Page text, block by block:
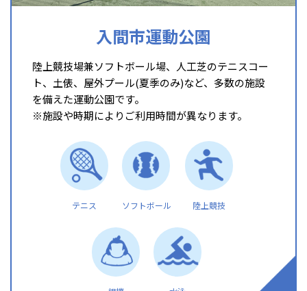
入間市運動公園
陸上競技場兼ソフトボール場、人工芝のテニスコー
ト、土俵、屋外プール(夏季のみ)など、多数の施設
を備えた運動公園です。
※施設や時期によりご利用時間が異なります。
テニス ソフトボール 陸上競技